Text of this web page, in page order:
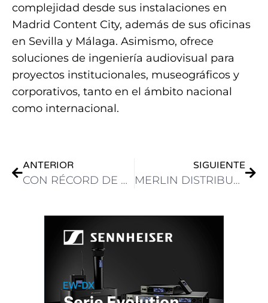
complejidad desde sus instalaciones en
Madrid Content City, además de sus oficinas
en Sevilla y Málaga. Asimismo, ofrece
soluciones de ingeniería audiovisual para
proyectos institucionales, museográficos y
corporativos, tanto en el ámbito nacional
como internacional.
ANTERIOR
CON RÉCORD DE VENTAS, GRUPO PINNACLE Y E-IMAGE PREMIARON A SUS DISTRIBUIDORES DE LATINOAMÉRICA
SIGUIENTE
MERLIN DISTRIBUTOR LLEGA A LA SEMANA ABC 2025 JUNTO A CANON